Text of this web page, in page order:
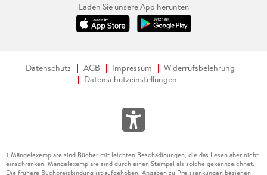
Laden Sie unsere App herunter.
Datenschutz AGB Impressum
Widerrufsbelehrung
Datenschutzeinstellungen
1 Mängelexemplare sind Bücher mit leichten Beschädigungen, die das Lesen aber nicht
einschränken. Mängelexemplare sind durch einen Stempel als solche gekennzeichnet.
Die frühere Buchpreisbindung ist aufgehoben. Angaben zu Preissenkungen beziehen